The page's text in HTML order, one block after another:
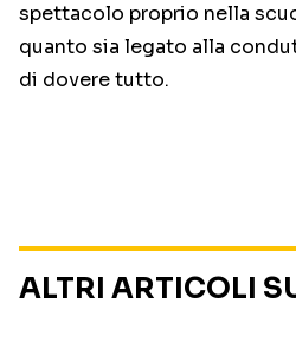
spettacolo proprio nella
quanto sia legato alla
di dovere tutto.
ALTRI ARTICOLI